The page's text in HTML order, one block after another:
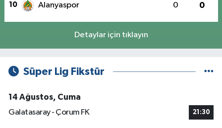
10 Alanyaspor 0 0
Detaylar için tıklayın
Süper Lig Fikstür
14 Ağustos, Cuma
Galatasaray - Çorum FK
21:30